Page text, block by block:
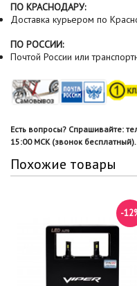
ПО КРАСНОДАРУ:
Доставка курьером по
ПО РОССИИ:
Почтой России или
Есть вопросы? Спрашивайте:
15:00 МСК (звонок бесплатный).
Похожие товары
-